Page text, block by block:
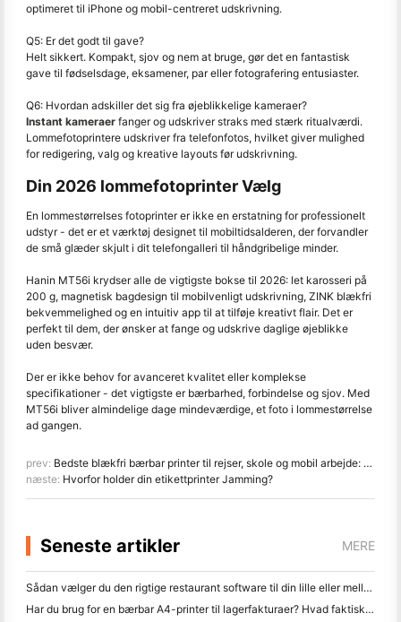
optimeret til iPhone og mobil-centreret udskrivning.
Q5: Er det godt til gave?
Helt sikkert. Kompakt, sjov og nem at bruge, gør det en fantastisk
gave til fødselsdage, eksamener, par eller fotografering entusiaster.
Q6: Hvordan adskiller det sig fra øjeblikkelige kameraer?
Instant kameraer fanger og udskriver straks med stærk ritualværdi.
Lommefotoprintere udskriver fra telefonfotos, hvilket giver mulighed
for redigering, valg og kreative layouts før udskrivning.
Din 2026 lommefotoprinter Vælg
En lommestørrelses fotoprinter er ikke en erstatning for professionelt
udstyr - det er et værktøj designet til mobiltidsalderen, der forvandler
de små glæder skjult i dit telefongalleri til håndgribelige minder.
Hanin MT56i krydser alle de vigtigste bokse til 2026: let karosseri på
200 g, magnetisk bagdesign til mobilvenligt udskrivning, ZINK blækfri
bekvemmelighed og en intuitiv app til at tilføje kreativt flair. Det er
perfekt til dem, der ønsker at fange og udskrive daglige øjeblikke
uden besvær.
Der er ikke behov for avanceret kvalitet eller komplekse
specifikationer - det vigtigste er bærbarhed, forbindelse og sjov. Med
MT56i bliver almindelige dage mindeværdige, et foto i lommestørrelse
ad gangen.
prev: Bedste blækfri bærbar printer til rejser, skole og mobil arbejde: Hanin MT620 Pro anmeldelse
næste: Hvorfor holder din etikettprinter Jamming?
Seneste artikler MERE
Sådan vælger du den rigtige restaurant software til din lille eller mellemstore restaurant
Har du brug for en bærbar A4-printer til lagerfakturaer? Hvad faktisk virker